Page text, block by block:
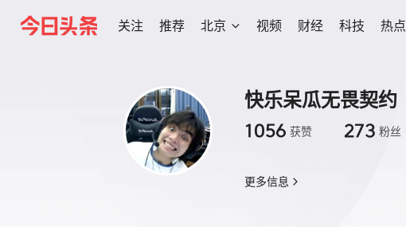
关注 推荐 北京 视频 财经 科技 热点
快乐呆瓜无畏契约
1056 获赞 273 粉丝
更多信息